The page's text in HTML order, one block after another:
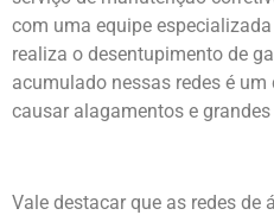
com uma equipe
realiza o desentupimento de
acumulado nessas redes é
causar alagamentos e
Vale destacar que as redes de